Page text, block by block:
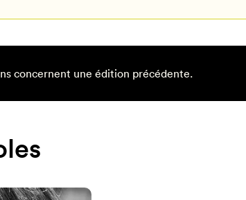
concernent une édition précédente.